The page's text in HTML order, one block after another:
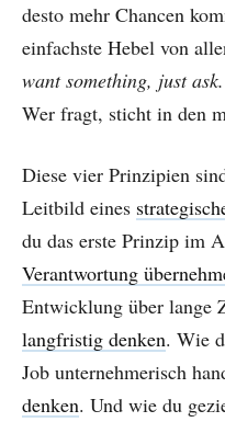
desto mehr Chancen
einfachste Hebel von
want something, just ask.
Wer fragt, sticht in den
Diese vier Prinzipien
Leitbild eines
du das erste Prinzip im
Verantwortung
Entwicklung über lange
langfristig denken. Wie
Job unternehmerisch
denken. Und wie du